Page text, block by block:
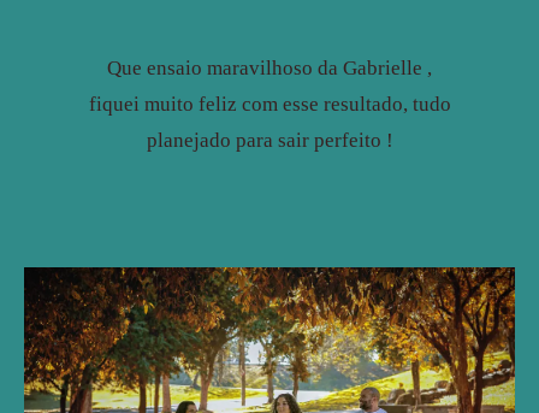
Que ensaio maravilhoso da Gabrielle ,
fiquei muito feliz com esse resultado, tudo
planejado para sair perfeito !